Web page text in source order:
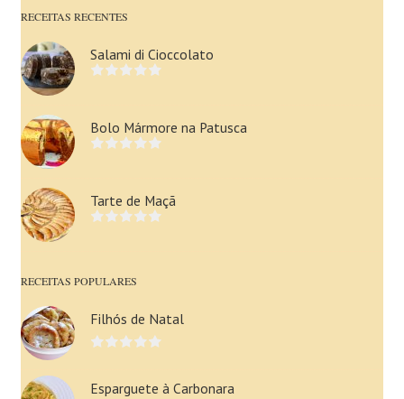
RECEITAS RECENTES
Salami di Cioccolato
Bolo Mármore na Patusca
Tarte de Maçã
RECEITAS POPULARES
Filhós de Natal
Esparguete à Carbonara